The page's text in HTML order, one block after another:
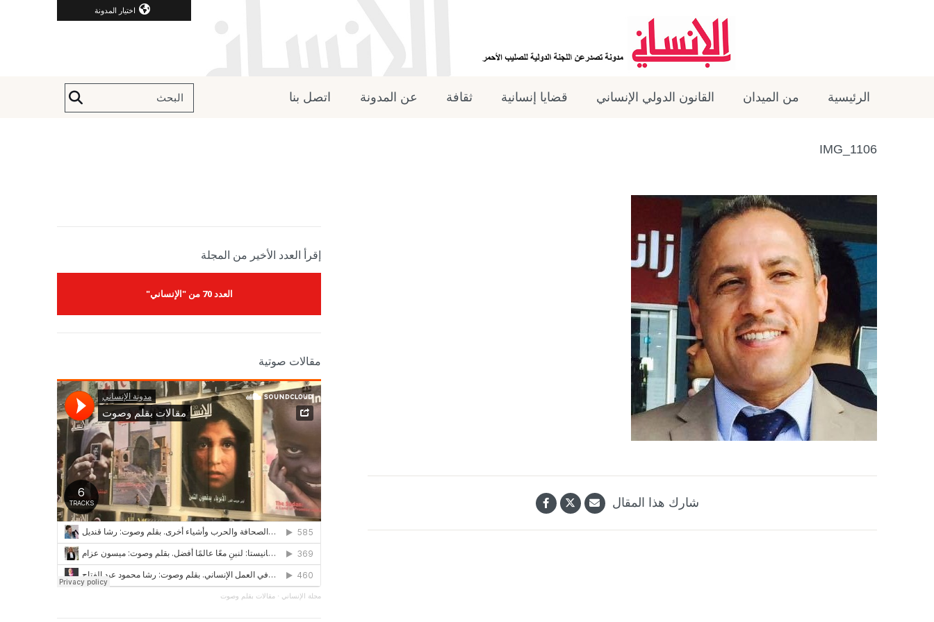
اختيار المدونة
الرئيسية من الميدان القانون الدولي الإنساني قضايا إنسانية ثقافة عن المدونة اتصل بنا
IMG_1106
شارك هذا المقال
إقرأ العدد الأخير من المجلة
العدد 70 من "الإنساني"
مقالات صوتية
مجلة الإنساني · مقالات بقلم وصوت